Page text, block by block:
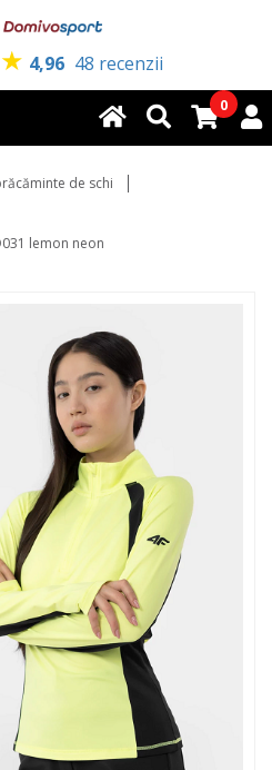
★ 4,96 48 recenzii
0
de schi
lemon neon